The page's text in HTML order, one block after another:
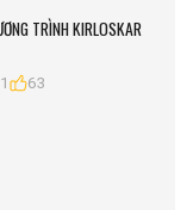
TRÌNH KIRLOSKAR
63